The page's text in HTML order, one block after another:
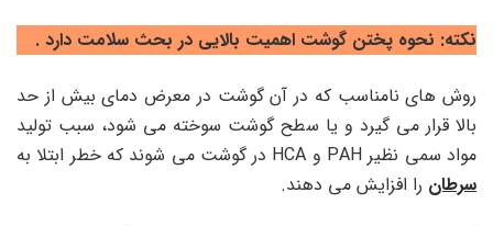
نکته: نحوه پختن گوشت اهمیت بالایی در بحث سلامت دارد .
روش های نامناسب که در آن گوشت در معرض دمای بیش از حد
بالا قرار می گیرد و یا سطح گوشت سوخته می شود، سبب تولید
مواد سمی نظیر PAH و HCA در گوشت می شوند که خطر ابتلا به
سرطان را افزایش می دهند.